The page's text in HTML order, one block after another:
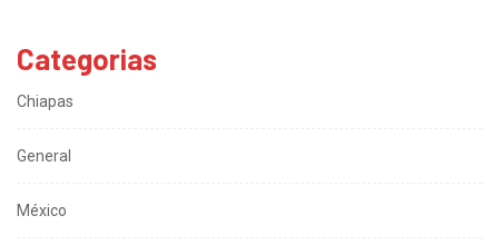
Categorias
Chiapas
General
México